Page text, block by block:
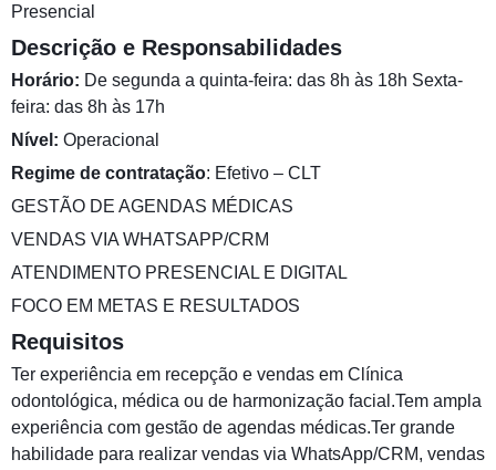
Presencial
Descrição e Responsabilidades
Horário: De segunda a quinta-feira: das 8h às 18h Sexta-
feira: das 8h às 17h
Nível: Operacional
Regime de contratação: Efetivo – CLT
GESTÃO DE AGENDAS MÉDICAS
VENDAS VIA WHATSAPP/CRM
ATENDIMENTO PRESENCIAL E DIGITAL
FOCO EM METAS E RESULTADOS
Requisitos
Ter experiência em recepção e vendas em Clínica
odontológica, médica ou de harmonização facial.Tem ampla
experiência com gestão de agendas médicas.Ter grande
habilidade para realizar vendas via WhatsApp/CRM, vendas